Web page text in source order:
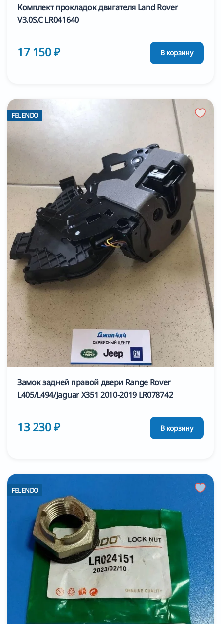
Комплект прокладок двигателя Land Rover
V3.0S.C LR041640
17 150 ₽ В корзину
FELENDO
Замок задней правой двери Range Rover
L405/L494/Jaguar X351 2010-2019 LR078742
13 230 ₽ В корзину
FELENDO